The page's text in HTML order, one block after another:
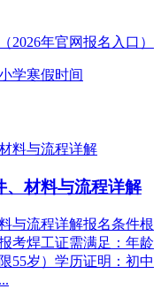
2026年官网报名入口）
学寒假时间
、材料与流程详解
与流程详解报名条件根
考焊工证需满足：年龄
55岁）学历证明：初中